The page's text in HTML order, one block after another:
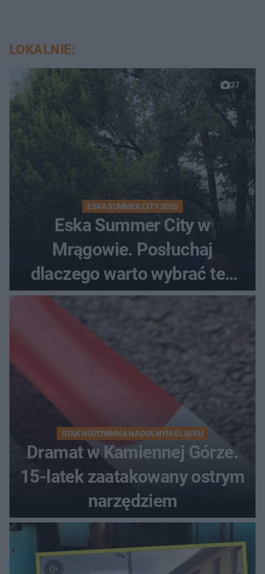
LOKALNIE:
37
ESKA SUMMER CITY 2026
Eska Summer City w
Mrągowie. Posłuchaj
dlaczego warto wybrać ten
kierunek na urlop!
ATAK NOŻOWNIKA NA DOLNYM ŚLĄSKU
Dramat w Kamiennej Górze.
15-latek zaatakowany ostrym
narzędziem